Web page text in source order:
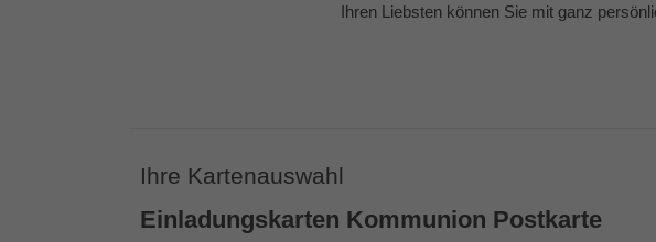
Ihren Liebsten können Sie mit ganz
Ihre Kartenauswahl
Einladungskarten Kommunion Postkarte